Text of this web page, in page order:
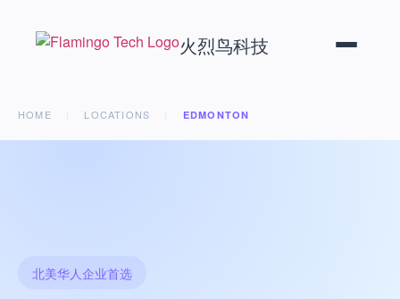
火烈鸟科技
HOME LOCATIONS EDMONTON
北美华人企业首选